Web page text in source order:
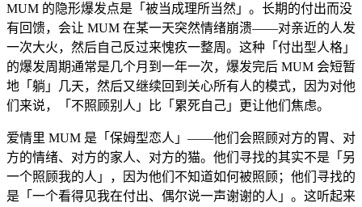
MUM 的隐形爆发点是「被当成理所当然」。长期的付出而没
有回馈，会让 MUM 在某一天突然情绪崩溃——对亲近的人发
一次大火，然后自己反过来愧疚一整周。这种「付出型人格」
的爆发周期通常是几个月到一年一次，爆发完后 MUM 会短暂
地「躺」几天，然后又继续回到关心所有人的模式，因为对他
们来说，「不照顾别人」比「累死自己」更让他们焦虑。
爱情里 MUM 是「保姆型恋人」——他们会照顾对方的胃、对
方的情绪、对方的家人、对方的猫。他们寻找的其实不是「另
一个照顾我的人」，因为他们不知道如何被照顾；他们寻找的
是「一个看得见我在付出、偶尔说一声谢谢的人」。这听起来